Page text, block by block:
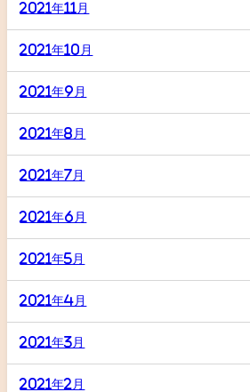
2021年11月
2021年10月
2021年9月
2021年8月
2021年7月
2021年6月
2021年5月
2021年4月
2021年3月
2021年2月